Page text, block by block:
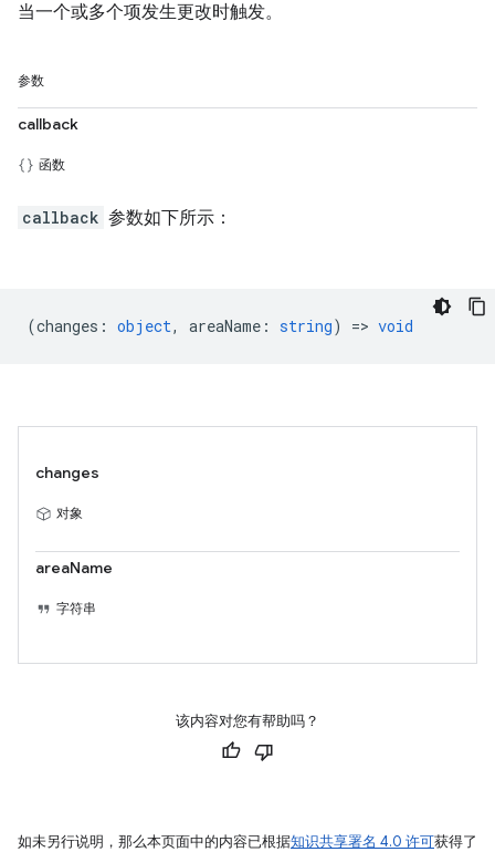
当一个或多个项发生更改时触发。
参数
callback
函数
callback 参数如下所示：
(changes : object, areaName : string) => void
changes
对象
areaName
字符串
该内容对您有帮助吗？
如未另行说明，那么本页面中的内容已根据知识共享署名 4.0 许可获得了